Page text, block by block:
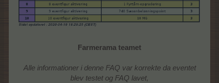
Farmerama teamet
Alle informationer i denne FAQ var korrekte da eventet
blev testet og FAQ lavet,